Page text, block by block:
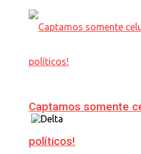
Captamos somente
políticos!